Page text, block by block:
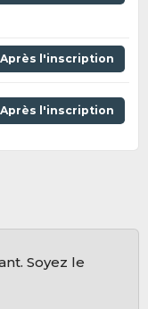
Après l'inscription
Après l'inscription
Soyez le